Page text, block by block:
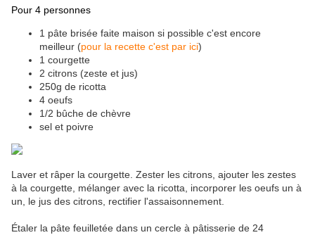
Pour 4 personnes
1 pâte brisée faite maison si possible c'est encore
meilleur (pour la recette c'est par ici)
1 courgette
2 citrons (zeste et jus)
250g de ricotta
4 oeufs
1/2 bûche de chèvre
sel et poivre
Laver et râper la courgette. Zester les citrons, ajouter les zestes
à la courgette, mélanger avec la ricotta, incorporer les oeufs un à
un, le jus des citrons, rectifier l'assaisonnement.
Étaler la pâte feuilletée dans un cercle à pâtisserie de 24